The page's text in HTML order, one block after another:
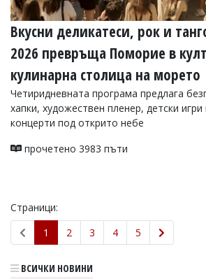
Вкусни деликатеси, рок и
2026 превръща Поморие в
кулинарна столица на морето
Четиридневната програма предлага
хапки, художествен пленер, детски
концерти под открито небе
прочетено 3983 пъти
Страници:
1
2 3 4 5
ВСИЧКИ НОВИНИ